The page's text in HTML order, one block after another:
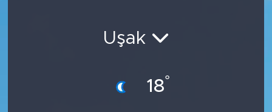
Uşak
18°